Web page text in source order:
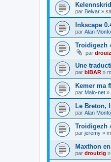
par Belvar »
Inkscape
par Alan
Troidigezh
par
Une
par bIBAR »
Kemer ma
par Malo-net »
Le Breton,
par Alan
Troidigezh
par jeremy »
Maxthon
par drouizig »